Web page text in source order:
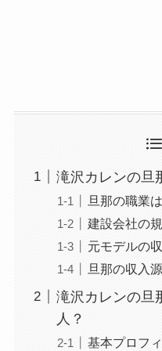
滝沢カレンの旦
旦那の職業
建設会社の
元モデルの
旦那の収入
滝沢カレンの旦
人？
基本プロフ